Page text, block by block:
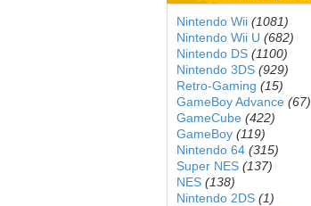
Nintendo Wii (1081)
Nintendo Wii U (682)
Nintendo DS (1100)
Nintendo 3DS (929)
Retro-Gaming (15)
GameBoy Advance (67)
GameCube (422)
GameBoy (119)
Nintendo 64 (315)
Super NES (137)
NES (138)
Nintendo 2DS (1)